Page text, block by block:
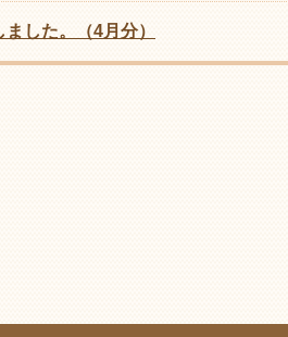
した。（4月分）